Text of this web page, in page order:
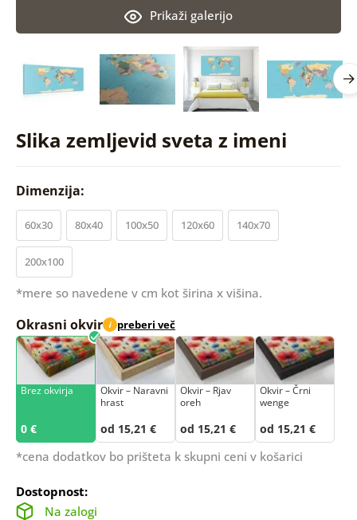
Slika zemljevid sveta z imeni
Prikaži galerijo
Dimenzija:
60x30 80x40 100x50 120x60 140x70
200x100
*mere so navedene v cm kot širina x višina.
Okrasni okvir i preberi več
Brez okvirja
0 €
Okvir – Naravni
hrast
od 15,21 €
Okvir – Rjav
oreh
od 15,21 €
Okvir – Črni
wenge
od 15,21 €
*cena dodatkov bo prišteta k skupni ceni v košarici
Dostopnost:
Na zalogi